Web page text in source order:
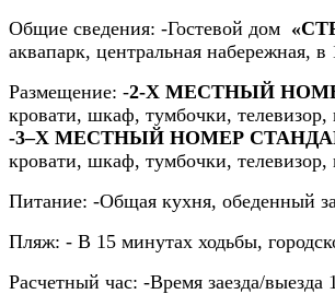
Общие сведения: -Гостевой дом
аквапарк, центральная набережная,
Размещение: -2-Х МЕСТНЫЙ
кровати, шкаф, тумбочки, телевизор,
-3–Х МЕСТНЫЙ НОМЕР
кровати, шкаф, тумбочки, телевизор,
Питание: -Общая кухня, обеденный
Пляж: - В 15 минутах ходьбы,
Расчетный час: -Время заезда/выезда